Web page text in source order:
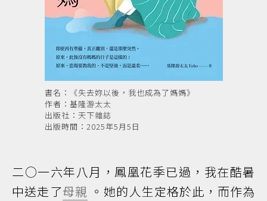
書名：《失去妳以後，我也成為了媽媽》
作者：基隆游太太
出版社：天下雜誌
出版時間：2025年5月5日
二○一六年八月，鳳凰花季已過，我在酷暑
中送走了母親 。她的人生定格於此，而作為